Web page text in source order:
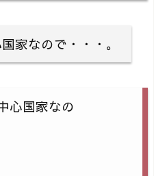
家なので・・・。
心国家なの